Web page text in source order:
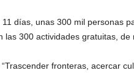
11 días, unas 300 mil personas
las 300 actividades gratuitas, de
fronteras, acercar